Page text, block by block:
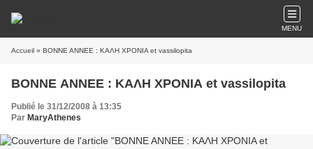
MENU
Accueil » BONNE ANNEE : ΚΑΛΗ ΧΡΟΝΙΑ et vassilopita
BONNE ANNEE : ΚΑΛΗ ΧΡΟΝΙΑ et vassilopita
Publié le 31/12/2008 à 13:35
Par MaryAthenes